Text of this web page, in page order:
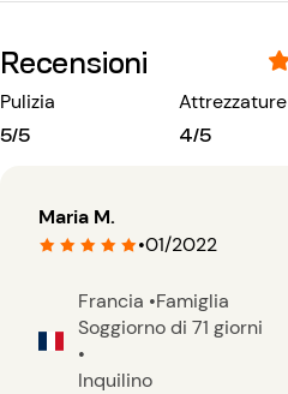
Recensioni
Pulizia
5/5
Attrezzature
4/5
Maria M.
•01/2022
Francia •Famiglia
Soggiorno di 71 giorni
•
Inquilino